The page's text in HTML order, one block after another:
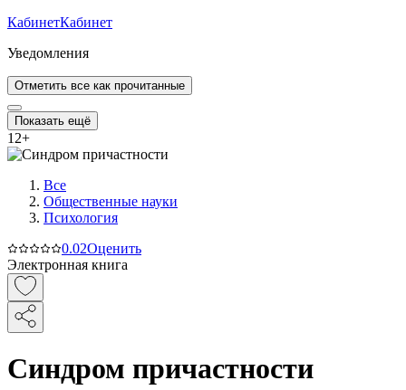
КабинетКабинет
Уведомления
Отметить все как прочитанные
Показать ещё
12+
Все
Общественные науки
Психология
0.02Оценить
Электронная книга
Синдром причастности